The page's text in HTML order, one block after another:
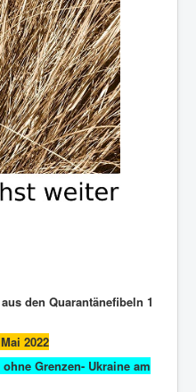
den Quarantänefibeln 1
2022
Grenzen- Ukraine am